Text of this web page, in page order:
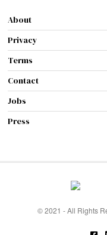
About
Privacy
Terms
Contact
Jobs
Press
© 2021 - All Rights